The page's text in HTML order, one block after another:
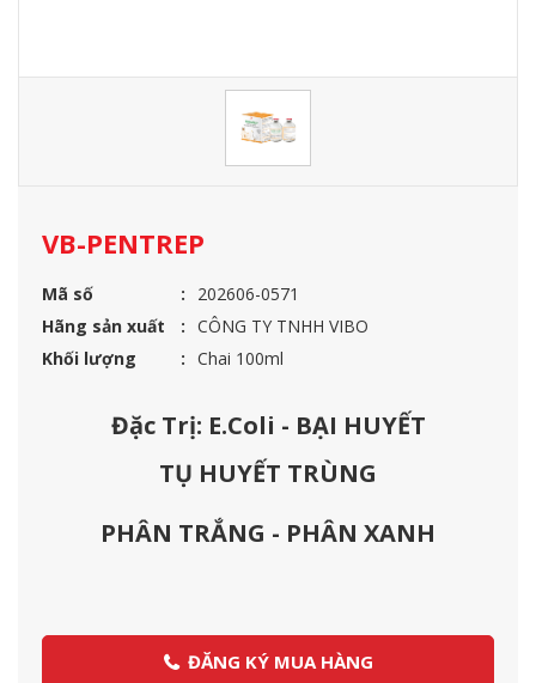
VB-PENTREP
Mã số
202606-0571
Hãng sản xuất
CÔNG TY TNHH VIBO
Khối lượng
Chai 100ml
Đặc Trị: E.Coli - BẠI HUYẾT
TỤ HUYẾT TRÙNG
PHÂN TRẮNG - PHÂN XANH
ĐĂNG KÝ MUA HÀNG